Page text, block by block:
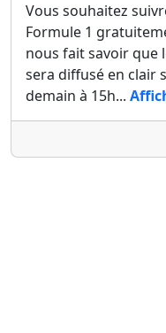
Vous souhaitez
Formule 1
nous fait savoir que
sera diffusé en clair
demain à 15h...